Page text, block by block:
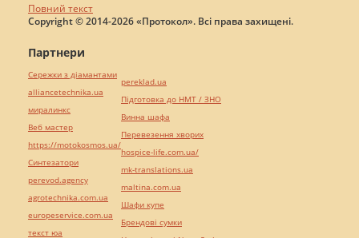
Повний текст
Copyright © 2014-2026 «Протокол». Всі права захищені.
Партнери
Сережки з діамантами
alliancetechnika.ua
миралинкс
Веб мастер
https://motokosmos.ua/
Синтезатори
perevod.agency
agrotechnika.com.ua
europeservice.com.ua
текст юа
pereklad.ua
Підготовка до НМТ / ЗНО
Винна шафа
Перевезення хворих
hospice-life.com.ua/
mk-translations.ua
maltina.com.ua
Шафи купе
Брендові сумки